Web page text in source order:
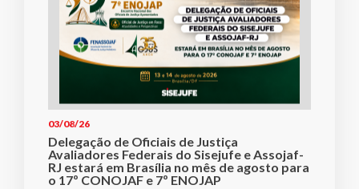
03/08/26
Delegação de Oficiais de Justiça
Avaliadores Federais do Sisejufe e Assojaf-
RJ estará em Brasília no mês de agosto para
o 17º CONOJAF e 7º ENOJAP